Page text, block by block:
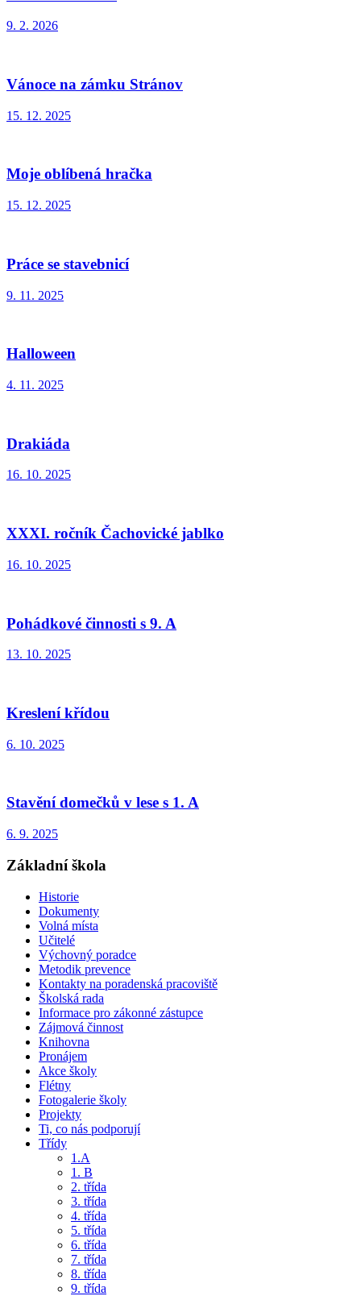
9. 2. 2026
Vánoce na zámku Stránov
15. 12. 2025
Moje oblíbená hračka
15. 12. 2025
Práce se stavebnicí
9. 11. 2025
Halloween
4. 11. 2025
Drakiáda
16. 10. 2025
XXXI. ročník Čachovické jablko
16. 10. 2025
Pohádkové činnosti s 9. A
13. 10. 2025
Kreslení křídou
6. 10. 2025
Stavění domečků v lese s 1. A
6. 9. 2025
Základní škola
Historie
Dokumenty
Volná místa
Učitelé
Výchovný poradce
Metodik prevence
Kontakty na poradenská pracoviště
Školská rada
Informace pro zákonné zástupce
Zájmová činnost
Knihovna
Pronájem
Akce školy
Flétny
Fotogalerie školy
Projekty
Ti, co nás podporují
Třídy
1.A
1. B
2. třída
3. třída
4. třída
5. třída
6. třída
7. třída
8. třída
9. třída